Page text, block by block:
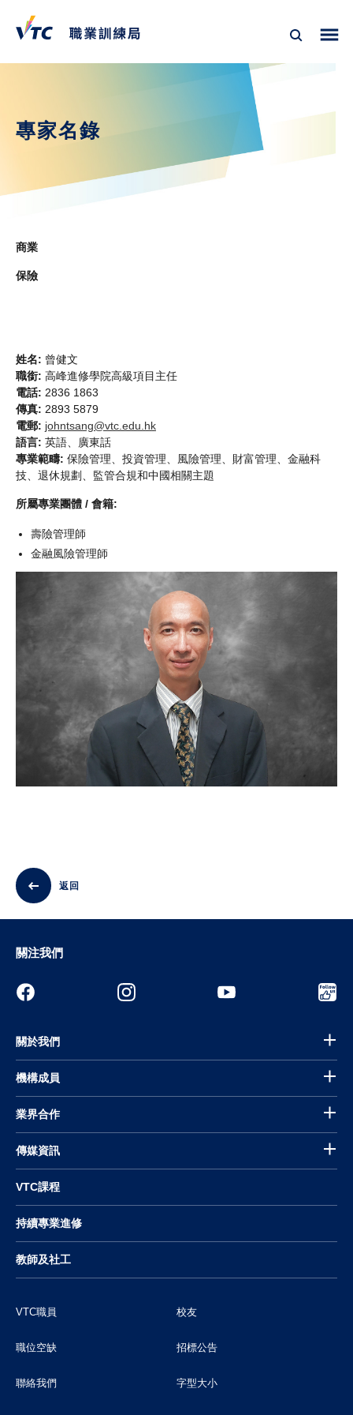
專家名錄
商業
保險
姓名: 曾健文
職銜: 高峰進修學院高級項目主任
電話: 2836 1863
傳真: 2893 5879
電郵: johntsang@vtc.edu.hk
語言: 英語、廣東話
專業範疇: 保險管理、投資管理、風險管理、財富管理、金融科
技、退休規劃、監管合規和中國相關主題
所屬專業團體 / 會籍:
壽險管理師
金融風險管理師
返回
關注我們
關於我們
機構成員
業界合作
傳媒資訊
VTC課程
持續專業進修
教師及社工
VTC職員 校友
職位空缺 招標公告
聯絡我們 字型大小